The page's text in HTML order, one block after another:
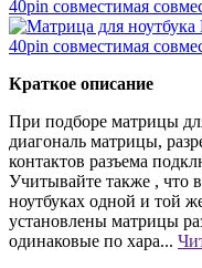
Краткое описание
При подборе матрицы
диагональ матрицы,
контактов разъема
Учитывайте также , что
ноутбуках одной и той
установлены матрицы
одинаковые по хара...